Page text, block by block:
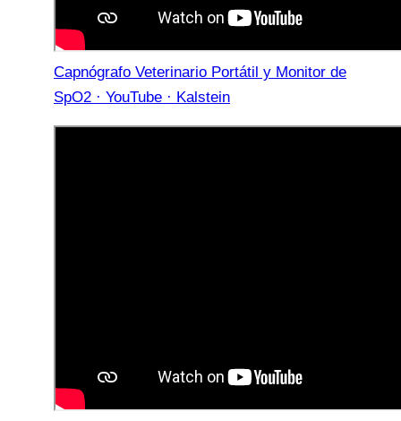
Capnógrafo Veterinario Portátil y Monitor de
SpO2 · YouTube · Kalstein